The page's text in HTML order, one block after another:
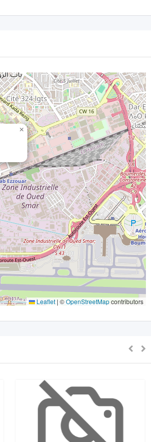
×
Leaflet | ©OpenStreetMapcontributors